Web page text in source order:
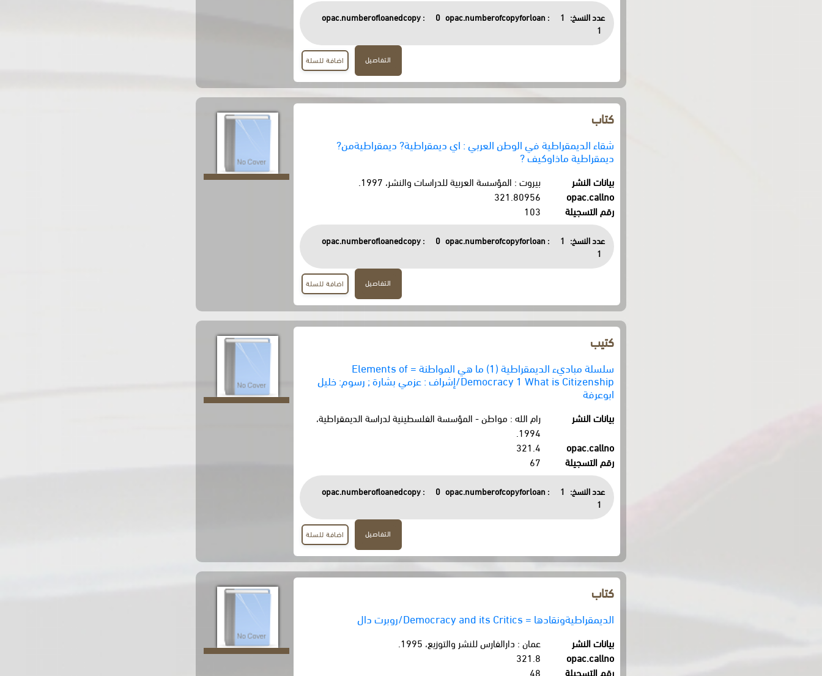
عدد النسخ: 1
opac.numberofloanedcopy : 0 opac.numberofcopyforloan :
1
التفاصيل اضافة للسلة
كتاب
شقاء الديمقراطية في الوطن العربي : اي ديمقراطية? ديمقراطيةمن?
ديمقراطية ماذاوكيف ?
بيانات النشر
بيروت : المؤسسة العربية للدراسات والنشر، 1997.
opac.callno
321.80956
رقم التسجيلة
103
عدد النسخ: 1
opac.numberofloanedcopy : 0 opac.numberofcopyforloan :
1
التفاصيل اضافة للسلة
كتيب
سلسلة مباديء الديمقراطية (1) ما هي المواطنة = Elements of
Democracy 1 What is Citizenship/إشراف : عزمي بشارة ; رسوم: خليل
ابوعرفة
بيانات النشر
رام الله : مواطن - المؤسسة الفلسطينية لدراسة الديمقراطية،
1994.
opac.callno
321.4
رقم التسجيلة
67
عدد النسخ: 1
opac.numberofloanedcopy : 0 opac.numberofcopyforloan :
1
التفاصيل اضافة للسلة
كتاب
الديمقراطيةونقادها = Democracy and its Critics/روبرت دال
بيانات النشر
عمان : دارالفارس للنشر والتوزيع، 1995.
opac.callno
321.8
رقم التسجيلة
48